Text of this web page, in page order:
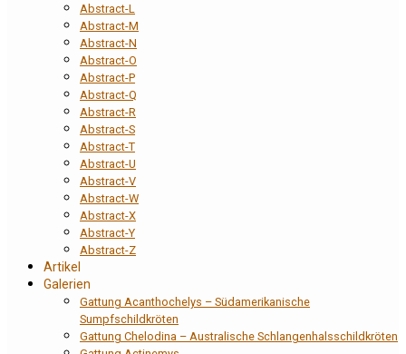
Abstract-L
Abstract-M
Abstract-N
Abstract-O
Abstract-P
Abstract-Q
Abstract-R
Abstract-S
Abstract-T
Abstract-U
Abstract-V
Abstract-W
Abstract-X
Abstract-Y
Abstract-Z
Artikel
Galerien
Gattung Acanthochelys – Südamerikanische
Sumpfschildkröten
Gattung Chelodina – Australische Schlangenhalsschildkröten